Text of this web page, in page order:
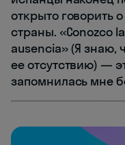
открыто говорить
страны. «Conozco
ausencia» (Я знаю,
ее отсутствию) —
запомнилась мне